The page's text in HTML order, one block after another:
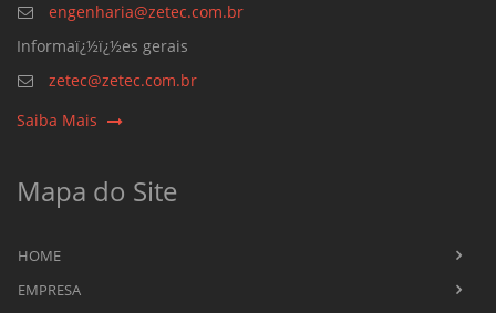
engenharia@zetec.com.br
Informaï¿½ï¿½es gerais
zetec@zetec.com.br
Saiba Mais
Mapa do Site
HOME
EMPRESA